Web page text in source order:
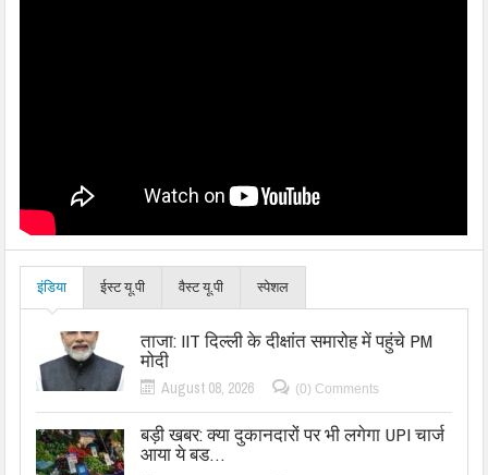
इंडिया ईस्ट यू.पी वैस्ट यू.पी स्पेशल
ताजा: IIT दिल्ली के दीक्षांत समारोह में पहुंचे PM
मोदी
August 08, 2026 (0) Comments
बड़ी खबर: क्या दुकानदारों पर भी लगेगा UPI चार्ज
आया ये बड…